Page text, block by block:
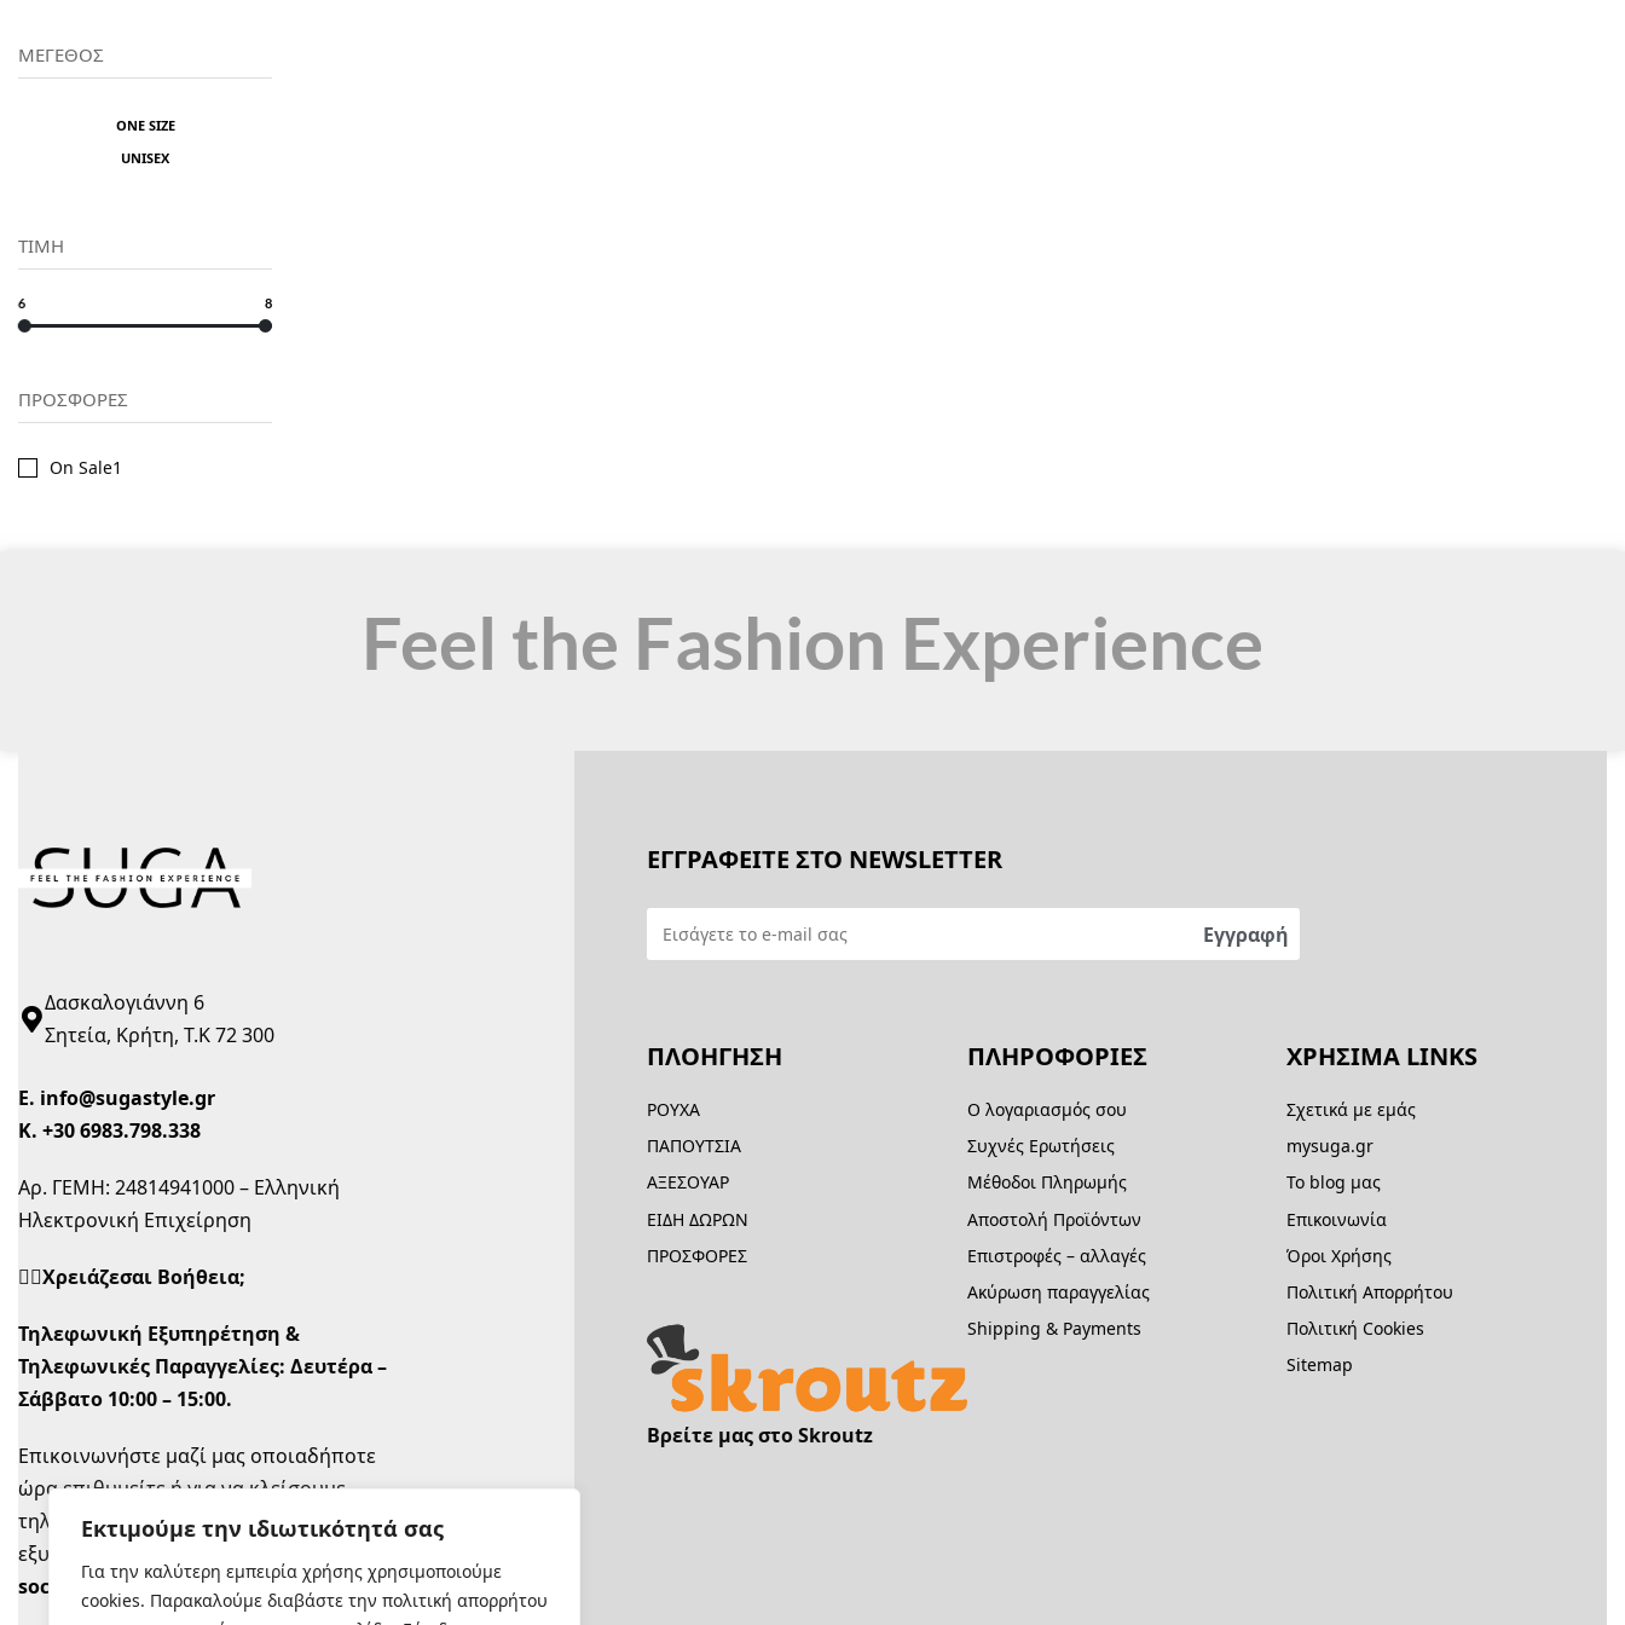
Εκτιμούμε την ιδιωτικότητά σας
Για την καλύτερη εμπειρία χρήσης χρησιμοποιούμε
cookies. Παρακαλούμε διαβάστε την πολιτική απορρήτου
ΜΕΓΕΘΟΣ
ONE SIZE
UNISEX
ΤΙΜΗ
6 8
ΠΡΟΣΦΟΡΕΣ
On Sale1
Feel the Fashion Experience
Δασκαλογιάννη 6
Σητεία, Κρήτη, Τ.Κ 72 300
Ε. info@sugastyle.gr
Κ. +30 6983.798.338
Αρ. ΓΕΜΗ: 24814941000 – Ελληνική
Ηλεκτρονική Επιχείρηση
🙋‍♀️Χρειάζεσαι Βοήθεια;
Τηλεφωνική Εξυπηρέτηση &
Τηλεφωνικές Παραγγελίες: Δευτέρα –
Σάββατο 10:00 – 15:00.
Επικοινωνήστε μαζί μας οποιαδήποτε
ώρα επιθυμείτε ή για να κλείσουμε
τηλεφωνικό ραντεβού την ώρα που σας
εξυπηρετεί στο
social
.
ΕΓΓΡΑΦΕΙΤΕ ΣΤΟ NEWSLETTER
ΠΛΟΗΓΗΣΗ
ΡΟΥΧΑ
ΠΑΠΟΥΤΣΙΑ
ΑΞΕΣΟΥΑΡ
ΕΙΔΗ ΔΩΡΩΝ
ΠΡΟΣΦΟΡΕΣ
Βρείτε μας στο Skroutz
ΠΛΗΡΟΦΟΡΙΕΣ
Ο λογαριασμός σου
Συχνές Ερωτήσεις
Μέθοδοι Πληρωμής
Αποστολή Προϊόντων
Επιστροφές – αλλαγές
Ακύρωση παραγγελίας
Shipping & Payments
ΧΡΗΣΙΜΑ LINKS
Σχετικά με εμάς
mysuga.gr
Το blog μας
Επικοινωνία
Όροι Χρήσης
Πολιτική Απορρήτου
Πολιτική Cookies
Sitemap